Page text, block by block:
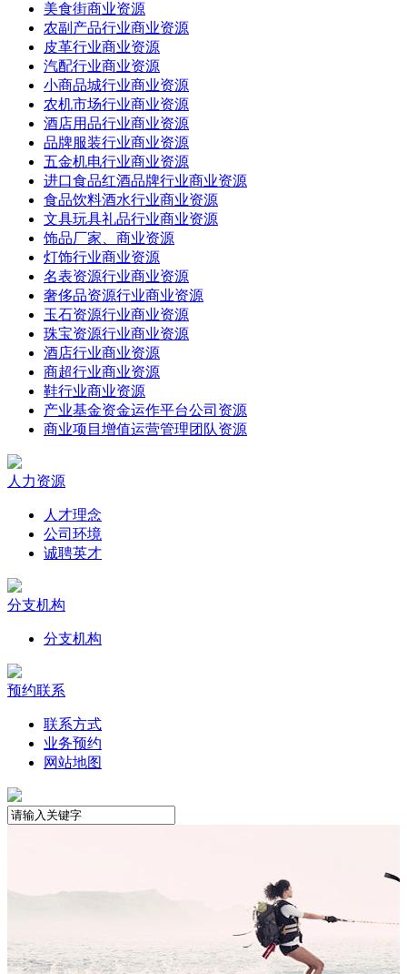
美食街商业资源
农副产品行业商业资源
皮革行业商业资源
汽配行业商业资源
小商品城行业商业资源
农机市场行业商业资源
酒店用品行业商业资源
品牌服装行业商业资源
五金机电行业商业资源
进口食品红酒品牌行业商业资源
食品饮料酒水行业商业资源
文具玩具礼品行业商业资源
饰品厂家、商业资源
灯饰行业商业资源
名表资源行业商业资源
奢侈品资源行业商业资源
玉石资源行业商业资源
珠宝资源行业商业资源
酒店行业商业资源
商超行业商业资源
鞋行业商业资源
产业基金资金运作平台公司资源
商业项目增值运营管理团队资源
人力资源
人才理念
公司环境
诚聘英才
分支机构
分支机构
预约联系
联系方式
业务预约
网站地图